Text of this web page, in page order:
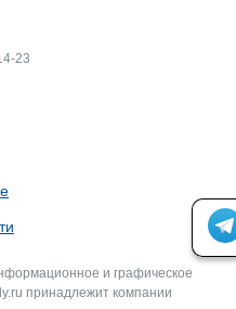
23
и графическое
принадлежит компании